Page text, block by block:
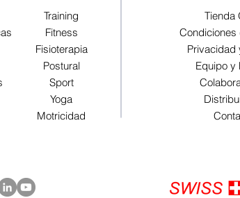
Training
Fitness
Fisioterapia
Postural
Sport
Yoga
Motricidad
Tienda
Privacidad
Equipo y